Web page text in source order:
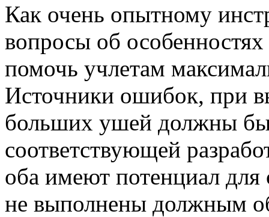
Как очень опытному
вопросы об
помочь учлетам
Источники ошибок, при
больших ушей должны
соответствующей
оба имеют потенциал
не выполнены должным